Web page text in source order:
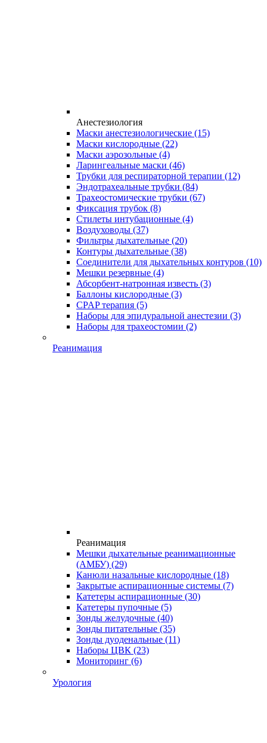
Анестезиология
Маски анестезиологические (15)
Маски кислородные (22)
Маски аэрозольные (4)
Ларингеальные маски (46)
Трубки для респираторной терапии (12)
Эндотрахеальные трубки (84)
Трахеостомические трубки (67)
Фиксация трубок (8)
Стилеты интубационные (4)
Воздуховоды (37)
Фильтры дыхательные (20)
Контуры дыхательные (38)
Соединители для дыхательных контуров (10)
Мешки резервные (4)
Абсорбент-натронная известь (3)
Баллоны кислородные (3)
CPAP терапия (5)
Наборы для эпидуральной анестезии (3)
Наборы для трахеостомии (2)
Реанимация
Реанимация
Мешки дыхательные реанимационные
(АМБУ) (29)
Канюли назальные кислородные (18)
Закрытые аспирационные системы (7)
Катетеры аспирационные (30)
Катетеры пупочные (5)
Зонды желудочные (40)
Зонды питательные (35)
Зонды дуоденальные (11)
Наборы ЦВК (23)
Мониторинг (6)
Урология